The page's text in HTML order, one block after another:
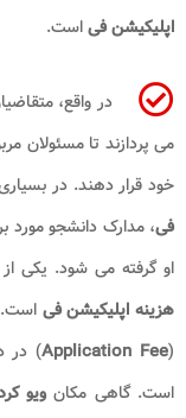
اپلیکیشن فیاست.
در واقع،
می پردازند تا مسئولان
خود قرار دهند. در
فی، مدارک دانشجو مورد
او گرفته می شود. یکی از
هزینه اپلیکیشن فی است.
(
Application Fee) در
است. گاهی مکان ویو